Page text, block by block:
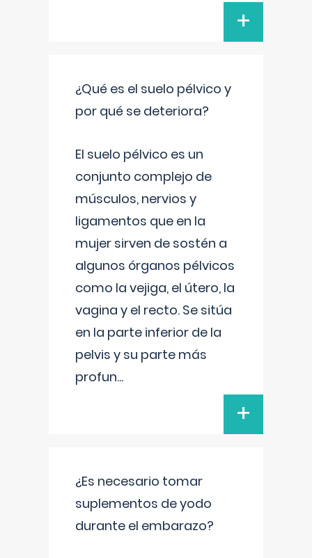
+
¿Qué es el suelo pélvico y
por qué se deteriora?
El suelo pélvico es un
conjunto complejo de
músculos, nervios y
ligamentos que en la
mujer sirven de sostén a
algunos órganos pélvicos
como la vejiga, el útero, la
vagina y el recto. Se sitúa
en la parte inferior de la
pelvis y su parte más
profun...
+
¿Es necesario tomar
suplementos de yodo
durante el embarazo?